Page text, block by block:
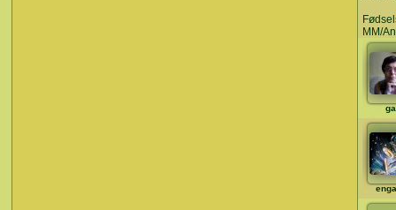
MM/